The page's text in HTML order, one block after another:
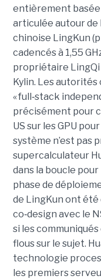
entièrement basée
articulée autour de
chinoise LingKun
cadencés à 1,55
propriétaire LingQi
Kylin. Les
« full‑stack
précisément pour
US sur les GPU
système n’est pas
supercalculateur
dans la boucle
phase de
de LingKun ont été
co‑design avec le
si les
flous sur le sujet.
technologie
les premiers